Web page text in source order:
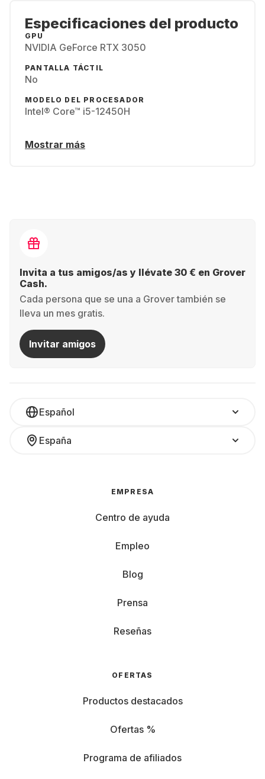
Especificaciones del producto
GPU
NVIDIA GeForce RTX 3050
PANTALLA TÁCTIL
No
MODELO DEL PROCESADOR
Intel® Core™ i5-12450H
Mostrar más
Invita a tus amigos/as y llévate 30 € en Grover
Cash.
Cada persona que se una a Grover también se
lleva un mes gratis.
Invitar amigos
Español
España
EMPRESA
Centro de ayuda
Empleo
Blog
Prensa
Reseñas
OFERTAS
Productos destacados
Ofertas %
Programa de afiliados